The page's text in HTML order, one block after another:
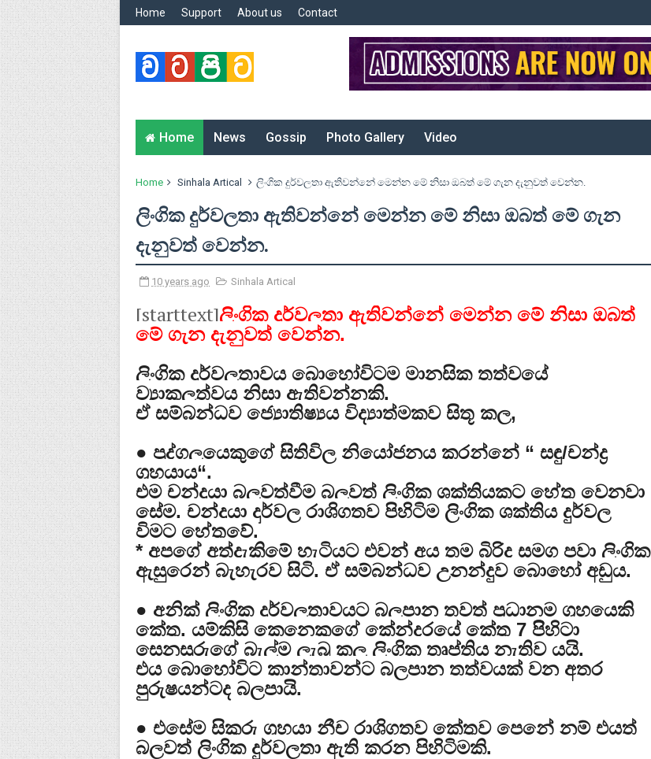
Home Support About us Contact
Home News Gossip Photo Gallery Video
Home Sinhala Artical ලිංගික දුර්වලතා ඇතිවන්නේ මෙන්න මේ නිසා ඔබත් මේ ගැන දැනුවත් වෙන්න.
ලිංගික දුර්වලතා ඇතිවන්නේ මෙන්න මේ නිසා ඔබත් මේ ගැන
දැනුවත් වෙන්න.
10 years ago Sinhala Artical
[starttext]ලිංගික දුර්වලතා ඇතිවන්නේ මෙන්න මේ නිසා ඔබත්
මේ ගැන දැනුවත් වෙන්න.
ලිංගික දුර්වලතාවය බොහෝවිටම මානසික තත්වයේ
ව්‍යාකූලත්වය නිසා ඇතිවන්නකි.
ඒ සම්බන්ධව ජ්‍යොතිෂ්‍යය විද්‍යාත්මකව සිතූ කල,
● පුද්ගලයෙකුගේ සිතිවිල නියෝජනය කරන්නේ “ සඳු/චන්ද්‍ර
ග්‍රහයාය“.
එම චන්ද්‍රයා බලවත්වීම බලවත් ලිංගික ශක්තියකට හේතු වෙනවා
සේම, චන්ද්‍රයා දුර්වල රාශිගතව පිහිටිම ලිංගික ශක්තිය දුර්වල
විමට හේතුවේ.
* අපගේ අත්දැකිමේ හැටියට එවන් අය තම බිරිද සමග පවා ලිංගික
ඇසුරෙන් බැහැරව සිටි. ඒ සම්බන්ධව උනන්දුව බොහෝ අඩුය.
● අනික් ලිංගික දුර්වලතාවයට බලපාන තවත් ප්‍රධානම ග්‍රහයෙකි
කේතු. යම්කිසි කෙනෙකුගේ කේන්දරයේ කේතු 7 පිිහිටා
සෙනසුරුගේ බැල්ම ලැබූ කල ලිංගික තෘප්තිය නැතිව යයි.
එය බොහෝවිට කාන්තාවන්ට බලපාන තත්වයක් වන අතර
පුරුෂයන්ටද බලපායි.
● එසේම සිකුරු ග්‍රහයා නීච රාශිගතව කේතුව පෙනේ නම් එයත්
බලවත් ලිංගික දුර්වලතා ඇති කරන පිහිටිමකි.